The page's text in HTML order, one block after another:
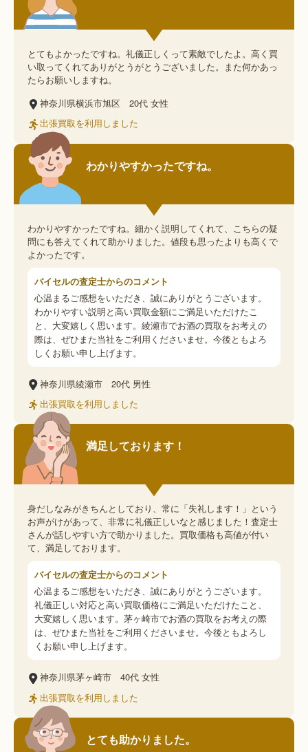
とてもよかったですね。礼儀正しくって素敵でしたよ。高く買
い取ってくれてありがとうがとうございました。また何かあっ
たらお願いしますね。
神奈川県横浜市旭区
20代 女性
出張買取を利用しました
わかりやすかったですね。
わかりやすかったですね。細かく説明してくれて、こちらの疑
問にも答えてくれて助かりました。値段も思ったよりも高くで
よかったです。
バイセルの査定士からのコメント
心温まるご感想をいただき、誠にありがとうございます。
わかりやすい説明と高い買取金額にご満足いただけたこ
と、大変嬉しく思います。綾瀬市でお酒の買取をお考えの
際は、ぜひまた当社をご利用くださいませ。今後ともよろ
しくお願い申し上げます。
神奈川県綾瀬市 20代 男性
出張買取を利用しました
満足しております！
身だしなみがきちんとしており、常に「失礼します！」という
お声がけがあって、非常に礼儀正しいなと感じました！査定士
さんが話しやすい方で助かりました。買取価格も高値が付い
て、満足しております。
バイセルの査定士からのコメント
心温まるご感想をいただき、誠にありがとうございます。
礼儀正しい対応と高い買取価格にご満足いただけたこと、
大変嬉しく思います。茅ヶ崎市でお酒の買取をお考えの際
は、ぜひまた当社をご利用くださいませ。今後ともよろし
くお願い申し上げます。
神奈川県茅ヶ崎市 40代 女性
出張買取を利用しました
とても助かりました。